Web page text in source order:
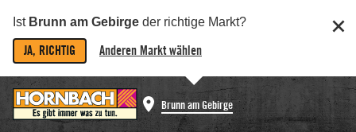
Ist Brunn am Gebirge der richtige Markt?
JA, RICHTIG Anderen Markt wählen
Brunn am Gebirge